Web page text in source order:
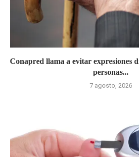
Conapred llama a evitar expresiones
personas...
7 agosto, 2026